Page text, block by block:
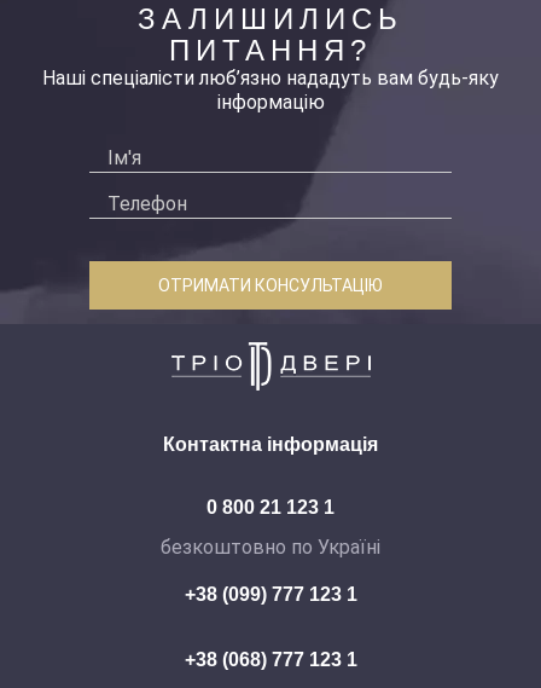
ЗАЛИШИЛИСЬ
ПИТАННЯ?
Наші спеціалісти люб’язно нададуть вам будь-яку
інформацію
ОТРИМАТИ КОНСУЛЬТАЦІЮ
Контактна інформація
0 800 21 123 1
безкоштовно по Україні
+38 (099) 777 123 1
+38 (068) 777 123 1